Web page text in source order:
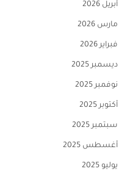
أبريل 2026
مارس 2026
فبراير 2026
ديسمبر 2025
نوفمبر 2025
أكتوبر 2025
سبتمبر 2025
أغسطس 2025
يوليو 2025